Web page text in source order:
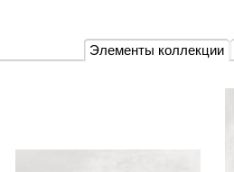
Элементы коллекции